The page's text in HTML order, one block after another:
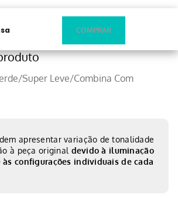
Super Leve/Combina Com
apresentar variação de tonalidade
à peça original devido à iluminação
configurações individuais de cada